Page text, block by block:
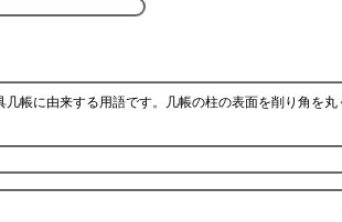
几帳に由来する用語です。几帳の柱の表面を削り角を